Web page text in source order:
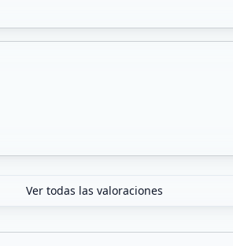
Ver todas las valoraciones